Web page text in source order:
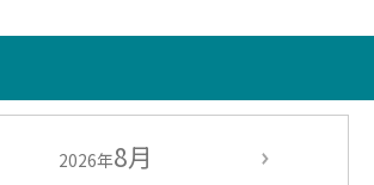
2026年8月